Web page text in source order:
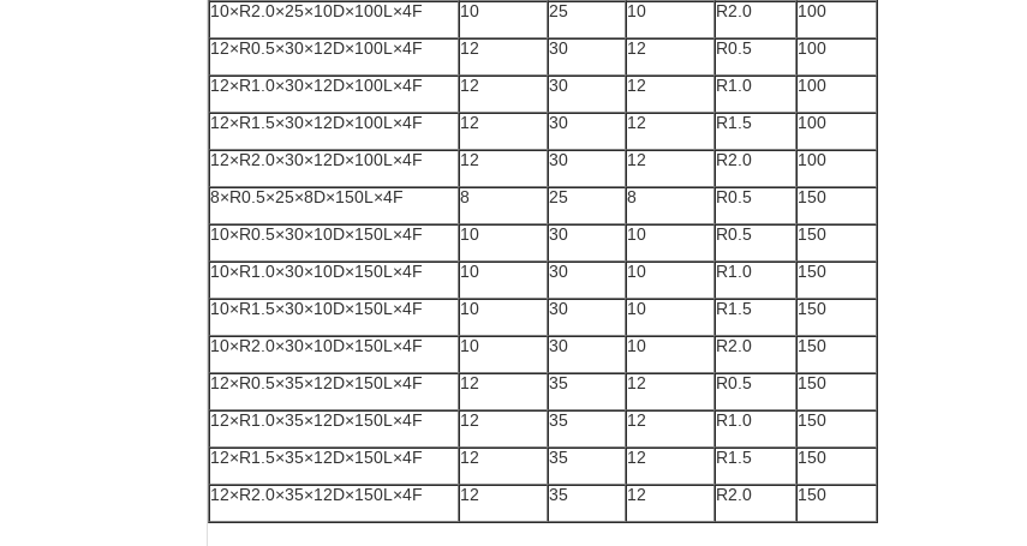
10×R2.0×25×10D×100L×4F
10 25 10 R2.0
100
12×R0.5×30×12D×100L×4F
12 30 12 R0.5
100
12×R1.0×30×12D×100L×4F
12 30 12 R1.0
100
12×R1.5×30×12D×100L×4F
12 30 12 R1.5
100
12×R2.0×30×12D×100L×4F
12 30 12 R2.0
100
8×R0.5×25×8D×150L×4F
8 25 8 R0.5
150
10×R0.5×30×10D×150L×4F
10 30 10 R0.5
150
10×R1.0×30×10D×150L×4F
10 30 10 R1.0
150
10×R1.5×30×10D×150L×4F
10 30 10 R1.5
150
10×R2.0×30×10D×150L×4F
10 30 10 R2.0
150
12×R0.5×35×12D×150L×4F
12 35 12 R0.5
150
12×R1.0×35×12D×150L×4F
12 35 12 R1.0
150
12×R1.5×35×12D×150L×4F
12 35 12 R1.5
150
12×R2.0×35×12D×150L×4F
12 35 12 R2.0 150